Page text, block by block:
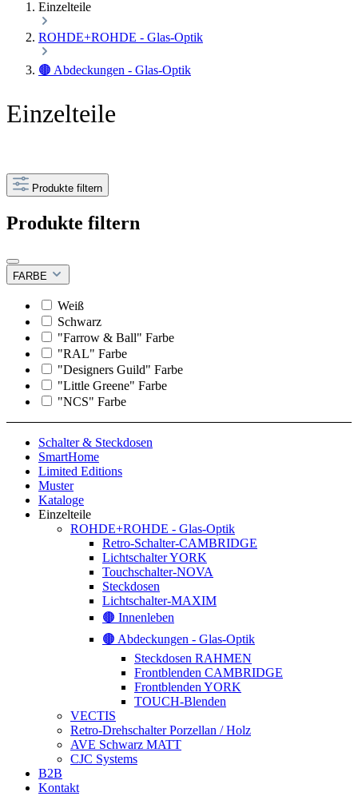
Einzelteile
ROHDE+ROHDE - Glas-Optik
🟤 Abdeckungen - Glas-Optik
Einzelteile
Produkte filtern
Produkte filtern
FARBE
Weiß
Schwarz
"Farrow & Ball" Farbe
"RAL" Farbe
"Designers Guild" Farbe
"Little Greene" Farbe
"NCS" Farbe
Schalter & Steckdosen
SmartHome
Limited Editions
Muster
Kataloge
Einzelteile
ROHDE+ROHDE - Glas-Optik
Retro-Schalter-CAMBRIDGE
Lichtschalter YORK
Touchschalter-NOVA
Steckdosen
Lichtschalter-MAXIM
🟤 Innenleben
🟤 Abdeckungen - Glas-Optik
Steckdosen RAHMEN
Frontblenden CAMBRIDGE
Frontblenden YORK
TOUCH-Blenden
VECTIS
Retro-Drehschalter Porzellan / Holz
AVE Schwarz MATT
CJC Systems
B2B
Kontakt